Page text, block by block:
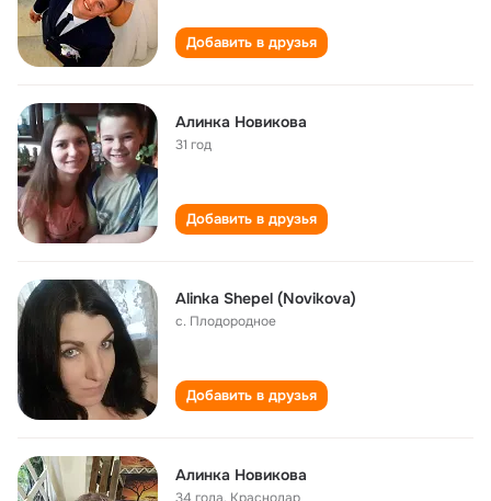
Добавить в друзья
Алинка Новикова
31 год
Добавить в друзья
Alinka Shepel (Novikova)
с. Плодородное
Добавить в друзья
Алинка Новикова